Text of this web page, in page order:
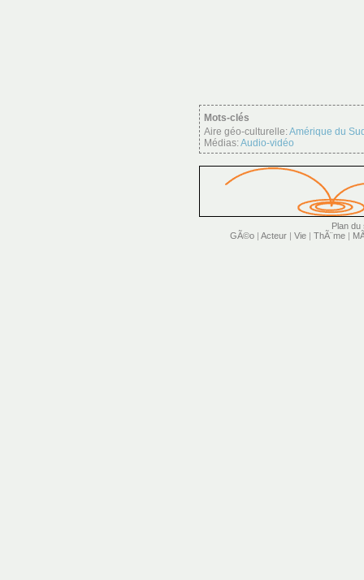
Mots-clés
Aire géo-culturelle:Amérique du
Médias:Audio-vidéo
Plan du
GÃ©o | Acteur | Vie | ThÃ¨me |